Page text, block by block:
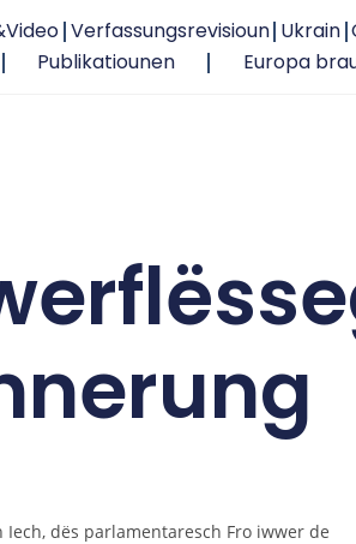
Verfassungsrevisioun Ukrain
Publikatiounen Europa